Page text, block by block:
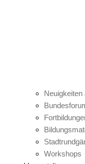
Neuigkeiten
Workshops